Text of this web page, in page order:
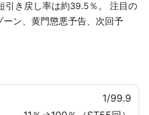
引き戻し率は約39.5％。 注目の
ン、黄門懲悪予告、次回予
1/99.9